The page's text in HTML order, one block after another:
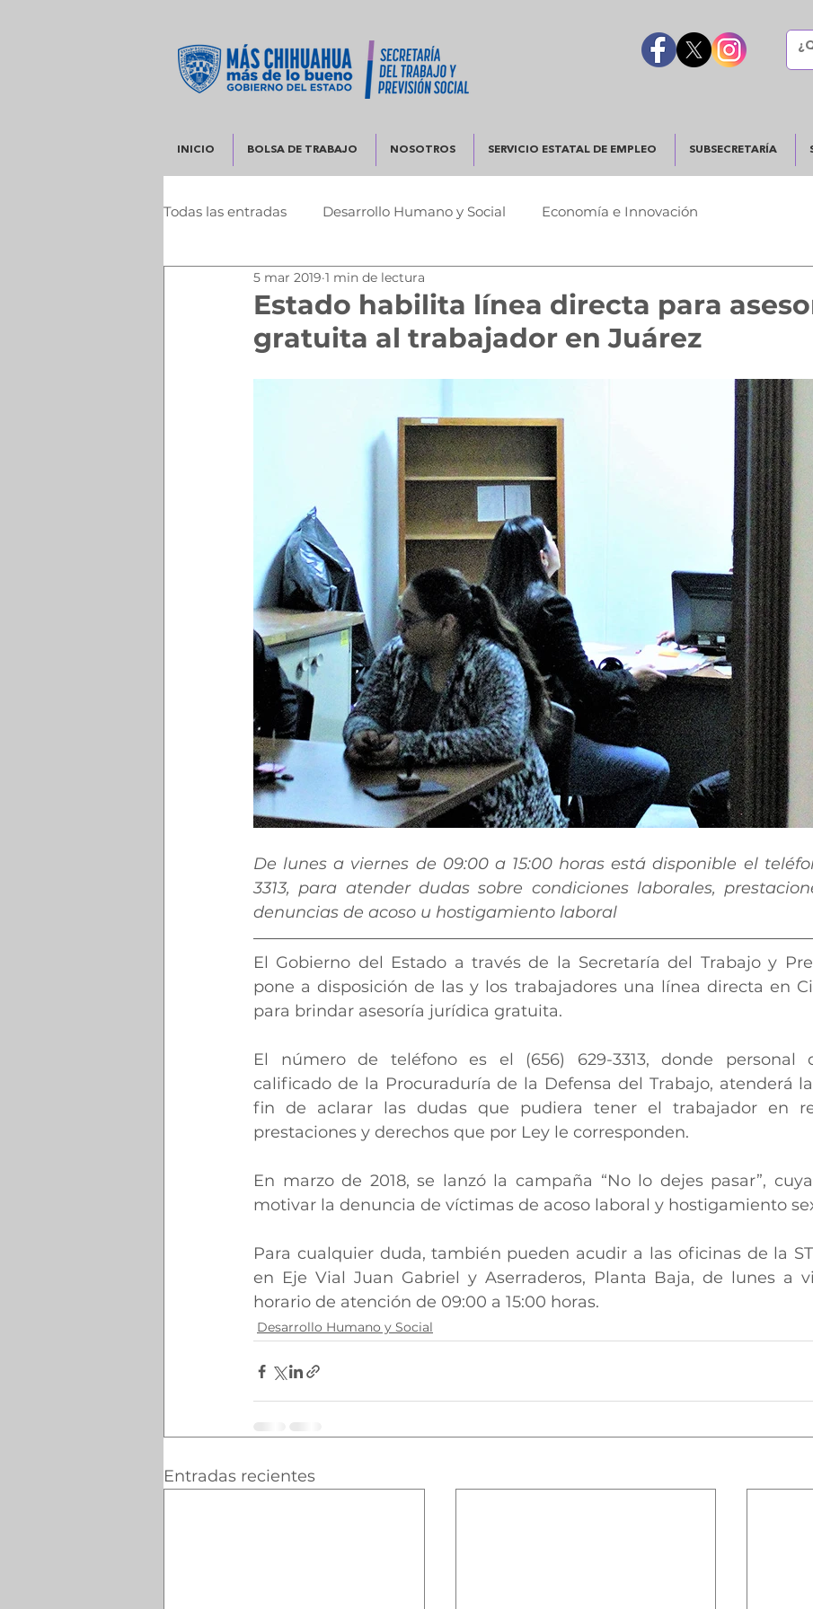
INICIO BOLSA DE TRABAJO NOSOTROS SERVICIO ESTATAL DE EMPLEO SUBSECRETARÍA
Todas las entradas Desarrollo Humano y Social Economía e Innovación
Infraestructura y Desarrollo Urbano
Estado habilita línea directa para
gratuita al trabajador en Juárez
5 mar 2019 1 min de lectura
De lunes a viernes de 09:00 a 15:00 horas está disponible el
3313, para atender dudas sobre condiciones laborales,
denuncias de acoso u hostigamiento laboral
El Gobierno del Estado a través de la Secretaría del Trabajo y
pone a disposición de las y los trabajadores una línea directa en
para brindar asesoría jurídica gratuita.
El número de teléfono es el (656) 629-3313, donde personal
calificado de la Procuraduría de la Defensa del Trabajo, atenderá
fin de aclarar las dudas que pudiera tener el trabajador en
prestaciones y derechos que por Ley le corresponden.
En marzo de 2018, se lanzó la campaña “No lo dejes pasar”,
motivar la denuncia de víctimas de acoso laboral y hostigamiento
Para cualquier duda, también pueden acudir a las oficinas de la
en Eje Vial Juan Gabriel y Aserraderos, Planta Baja, de lunes a
horario de atención de 09:00 a 15:00 horas.
Desarrollo Humano y Social
Entradas recientes